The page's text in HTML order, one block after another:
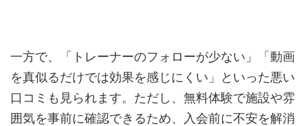
一方で、「トレーナーのフォローが少ない」「動画
を真似るだけでは効果を感じにくい」といった悪い
口コミも見られます。ただし、無料体験で施設や雰
囲気を事前に確認できるため、入会前に不安を解消